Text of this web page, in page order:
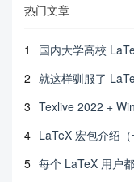
热门文章
1
国内大学高校
2 就这样驯服了
3 Texlive 2022 +
4 LaTeX 宏包介绍
5 每个 LaTeX 用户